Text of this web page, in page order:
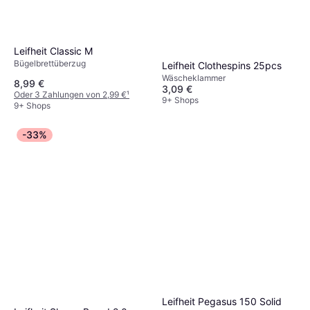
Leifheit Classic M
Bügelbrettüberzug
8,99 €
Oder 3 Zahlungen von 2,99 €¹
9+ Shops
Leifheit Clothespins 25pcs
Wäscheklammer
3,09 €
9+ Shops
-33%
Leifheit Pegasus 150 Solid